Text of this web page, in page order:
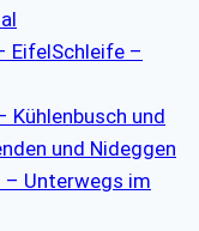
EifelSchleife –
Kühlenbusch und
und Nideggen
– Unterwegs im